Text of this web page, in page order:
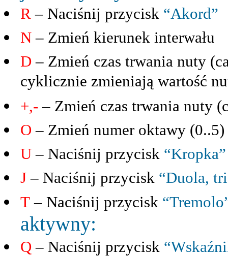
R – Naciśnij przycisk “Akord”
N – Zmień kierunek interwału
D – Zmień czas trwania nuty
cyklicznie zmieniają wartość
+,- – Zmień czas trwania nuty
O – Zmień numer oktawy (0..5)
U – Naciśnij przycisk
J – Naciśnij przycisk “Duola,
T – Naciśnij przycisk
aktywny:
Q – Naciśnij przycisk